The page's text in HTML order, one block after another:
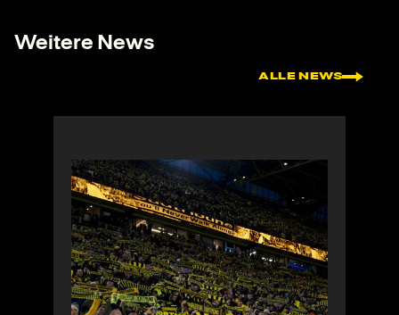
Weitere News
ALLE NEWS